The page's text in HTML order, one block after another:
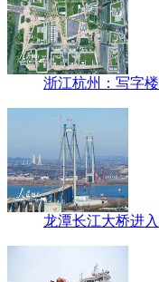
浙江杭州：写字楼
龙潭长江大桥进入